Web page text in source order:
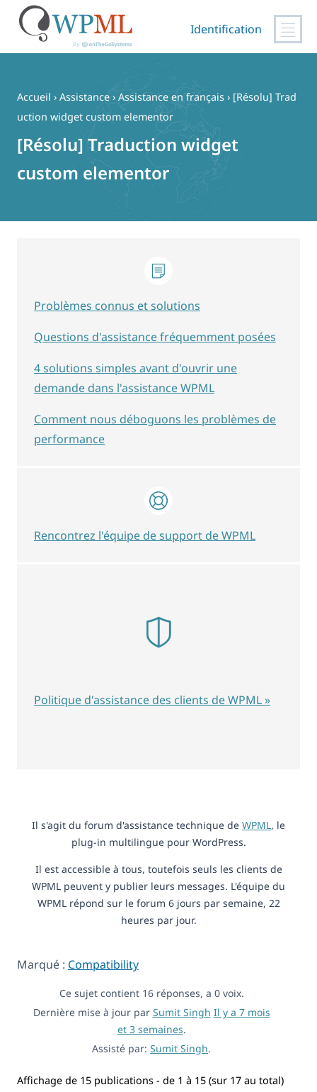
contenu
Identification
Accueil › Assistance › Assistance en français › [Résolu] Trad
uction widget custom elementor
[Résolu] Traduction widget
custom elementor
Il s'agit du forum d'assistance technique de WPML, le
plug-in multilingue pour WordPress.
Il est accessible à tous, toutefois seuls les clients de
WPML peuvent y publier leurs messages. L'équipe du
WPML répond sur le forum 6 jours par semaine, 22
heures par jour.
Marqué : Compatibility
Ce sujet contient 16 réponses, a 0 voix.
Dernière mise à jour par Sumit Singh Il y a 7 mois
et 3 semaines.
Assisté par: Sumit Singh.
Affichage de 15 publications - de 1 à 15 (sur 17 au total)
Problèmes connus et solutions
Questions d'assistance fréquemment posées
4 solutions simples avant d'ouvrir une
demande dans l'assistance WPML
Comment nous déboguons les problèmes de
performance
Rencontrez l'équipe de support de WPML
Politique d'assistance des clients de WPML »